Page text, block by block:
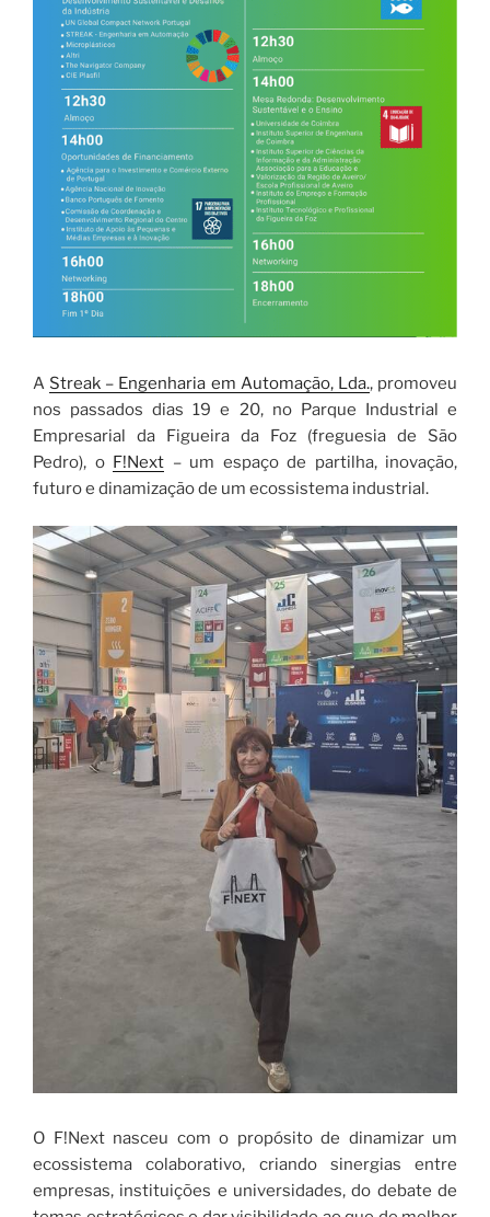
A Streak – Engenharia em Automação, Lda., promoveu
nos passados dias 19 e 20, no Parque Industrial e
Empresarial da Figueira da Foz (freguesia de São
Pedro), o F!Next – um espaço de partilha, inovação,
futuro e dinamização de um ecossistema industrial.
O F!Next nasceu com o propósito de dinamizar um
ecossistema colaborativo, criando sinergias entre
empresas, instituições e universidades, do debate de